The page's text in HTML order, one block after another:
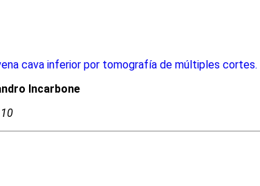
cava inferior por tomografía de múltiples
Incarbone